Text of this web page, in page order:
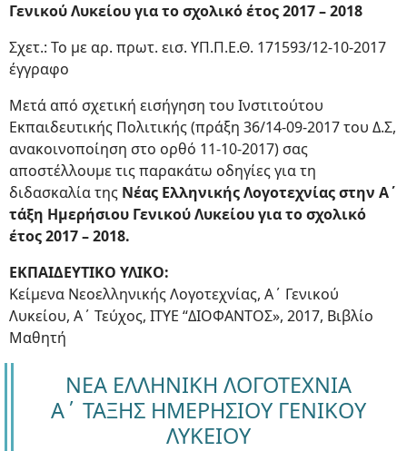
Γενικού Λυκείου για το σχολικό έτος 2017 – 2018
Σχετ.: Το με αρ. πρωτ. εισ. ΥΠ.Π.Ε.Θ. 171593/12-10-2017
έγγραφο
Μετά από σχετική εισήγηση του Ινστιτούτου
Εκπαιδευτικής Πολιτικής (πράξη 36/14-09-2017 του Δ.Σ,
ανακοινοποίηση στο ορθό 11-10-2017) σας
αποστέλλουμε τις παρακάτω οδηγίες για τη
διδασκαλία της Νέας Ελληνικής Λογοτεχνίας στην Α΄
τάξη Ημερήσιου Γενικού Λυκείου για το σχολικό
έτος 2017 – 2018.
ΕΚΠΑΙΔΕΥΤΙΚΟ ΥΛΙΚΟ:
Κείμενα Νεοελληνικής Λογοτεχνίας, A΄ Γενικού
Λυκείου, Α΄ Τεύχος, ITYE “ΔΙΟΦΑΝΤΟΣ», 2017, Βιβλίο
Μαθητή
ΝΕΑ ΕΛΛΗΝΙΚΗ ΛΟΓΟΤΕΧΝΙΑ
Α΄ ΤΑΞΗΣ ΗΜΕΡΗΣΙΟΥ ΓΕΝΙΚΟΥ
ΛΥΚΕΙΟΥ